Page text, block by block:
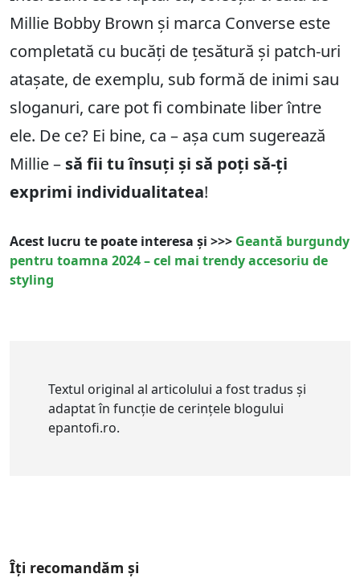
Millie Bobby Brown și marca Converse este
completată cu bucăți de țesătură și patch-uri
atașate, de exemplu, sub formă de inimi sau
sloganuri, care pot fi combinate liber între
ele. De ce? Ei bine, ca – așa cum sugerează
Millie – să fii tu însuți și să poți să-ți
exprimi individualitatea!
Acest lucru te poate interesa și >>> Geantă burgundy
pentru toamna 2024 – cel mai trendy accesoriu de
styling
Textul original al articolului a fost tradus și
adaptat în funcție de cerințele blogului
epantofi.ro.
Îți recomandăm și